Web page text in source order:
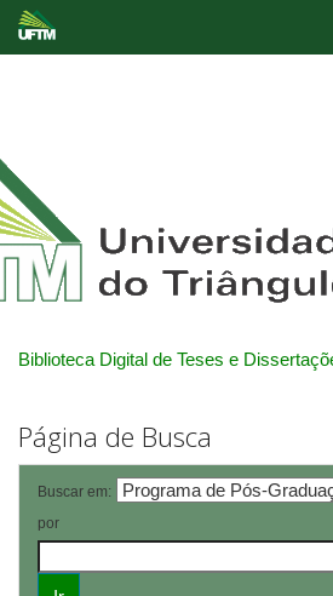
Biblioteca Digital de Teses e
Página de Busca
Buscar em:
por